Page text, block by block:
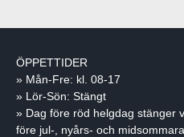
ÖPPETTIDER
» Mån-Fre: kl. 08-17
» Lör-Sön: Stängt
» Dag före röd helgdag stänger
före jul-, nyårs- och